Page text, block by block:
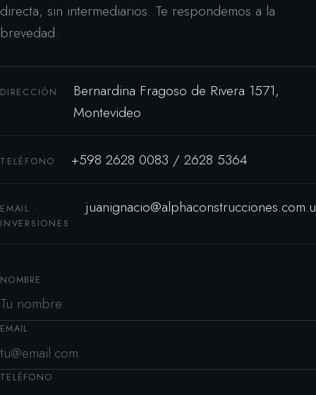
directa, sin intermediarios. Te respondemos a la
brevedad.
DIRECCIÓN
Bernardina Fragoso de Rivera 1571,
Montevideo
TELÉFONO +598 2628 0083 / 2628 5364
EMAIL ·
INVERSIONES
NOMBRE
EMAIL
TELÉFONO